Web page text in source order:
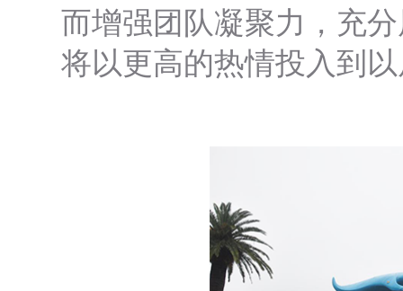
而增强团队凝聚力，充
将以更高的热情投入到